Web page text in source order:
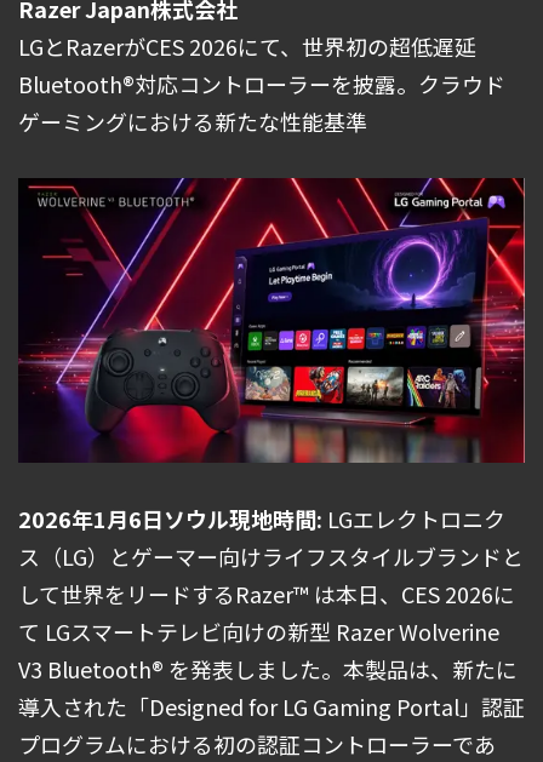
Razer Japan株式会社
LGとRazerがCES 2026にて、世界初の超低遅延
Bluetooth®対応コントローラーを披露。クラウド
ゲーミングにおける新たな性能基準
2026年1月6日ソウル現地時間: LGエレクトロニク
ス（LG）とゲーマー向けライフスタイルブランドと
して世界をリードするRazer™ は本日、CES 2026に
て LGスマートテレビ向けの新型 Razer Wolverine
V3 Bluetooth® を発表しました。本製品は、新たに
導入された「Designed for LG Gaming Portal」認証
プログラムにおける初の認証コントローラーであ